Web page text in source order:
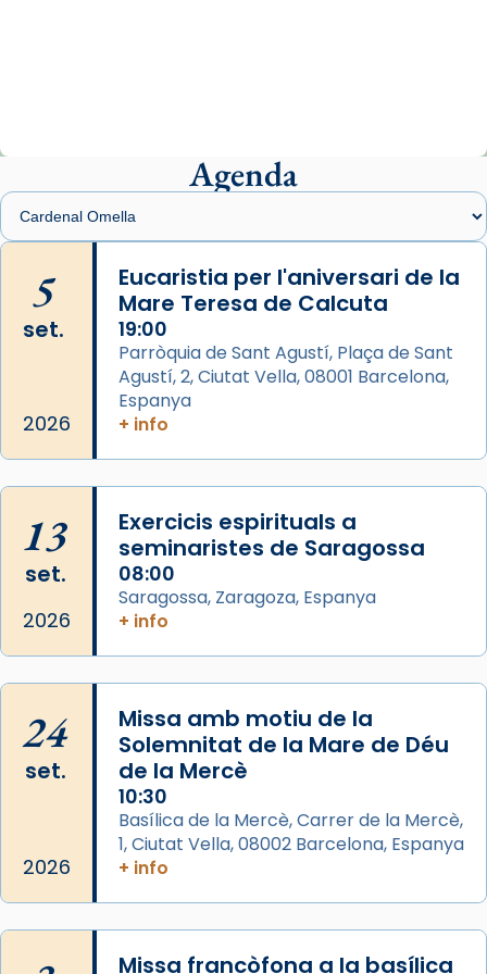
presidit aquest 27 de juliol la missa de Les
Santes de Mataró.
🔗
📸 J. Merino
Photo
View on Facebook ·
Arquebisbat de Barcelona
de Barcelona.
2 weeks ago
comitè organitzador de la visita apostòlica
del Sant Pare Lleó XIV a Barcelona, i als
col·laboradors, a la Catedral de Barcelona.
L’arquebisbe de Barcelona, el cardenal Joan
📸 Dr. G. Simón
Photo
View on Facebook ·
Arquebisbat de Barcelona
Memòria de les santes Juliana i
Semproniana, verges i màrtirs.
Agenda
5
set.
2026
Eucaristia per l'aniversari de la
Mare Teresa de Calcuta
19:00
Parròquia de Sant Agustí, Plaça de Sant
Agustí, 2, Ciutat Vella, 08001 Barcelona,
Espanya
+ info
13
set.
2026
Exercicis espirituals a
seminaristes de Saragossa
08:00
Saragossa, Zaragoza, Espanya
+ info
24
set.
2026
Missa amb motiu de la
Solemnitat de la Mare de Déu
de la Mercè
10:30
Basílica de la Mercè, Carrer de la Mercè,
1, Ciutat Vella, 08002 Barcelona, Espanya
+ info
Missa francòfona a la basílica